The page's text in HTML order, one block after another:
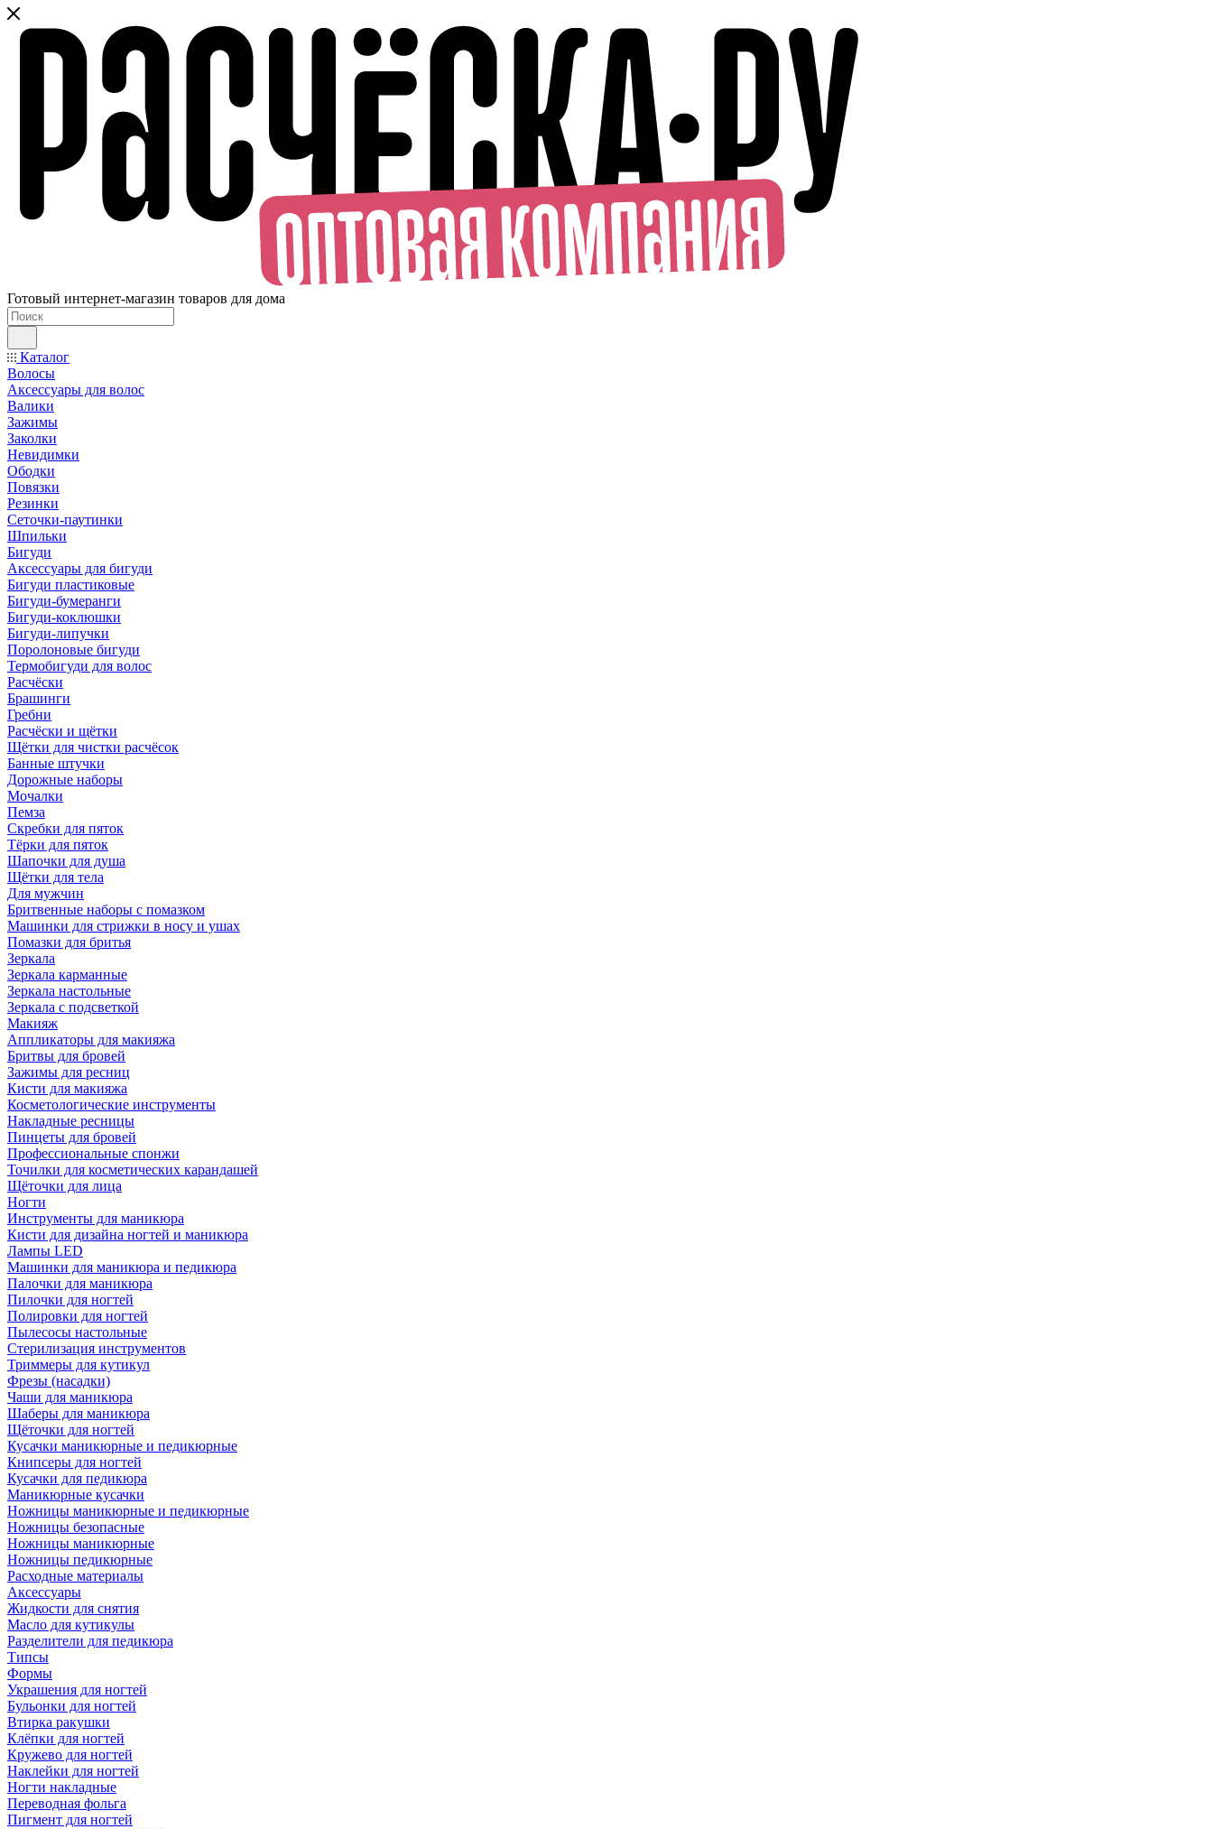
Готовый интернет-магазин товаров для дома
Каталог
Волосы
Аксессуары для волос
Валики
Зажимы
Заколки
Невидимки
Ободки
Повязки
Резинки
Сеточки-паутинки
Шпильки
Бигуди
Аксессуары для бигуди
Бигуди пластиковые
Бигуди-бумеранги
Бигуди-коклюшки
Бигуди-липучки
Поролоновые бигуди
Термобигуди для волос
Расчёски
Брашинги
Гребни
Расчёски и щётки
Щётки для чистки расчёсок
Банные штучки
Дорожные наборы
Мочалки
Пемза
Скребки для пяток
Тёрки для пяток
Шапочки для душа
Щётки для тела
Для мужчин
Бритвенные наборы с помазком
Машинки для стрижки в носу и ушах
Помазки для бритья
Зеркала
Зеркала карманные
Зеркала настольные
Зеркала с подсветкой
Макияж
Аппликаторы для макияжа
Бритвы для бровей
Зажимы для ресниц
Кисти для макияжа
Косметологические инструменты
Накладные ресницы
Пинцеты для бровей
Профессиональные спонжи
Точилки для косметических карандашей
Щёточки для лица
Ногти
Инструменты для маникюра
Кисти для дизайна ногтей и маникюра
Лампы LED
Машинки для маникюра и педикюра
Палочки для маникюра
Пилочки для ногтей
Полировки для ногтей
Пылесосы настольные
Стерилизация инструментов
Триммеры для кутикул
Фрезы (насадки)
Чаши для маникюра
Шаберы для маникюра
Щёточки для ногтей
Кусачки маникюрные и педикюрные
Книпсеры для ногтей
Кусачки для педикюра
Маникюрные кусачки
Ножницы маникюрные и педикюрные
Ножницы безопасные
Ножницы маникюрные
Ножницы педикюрные
Расходные материалы
Аксессуары
Жидкости для снятия
Масло для кутикулы
Разделители для педикюра
Типсы
Формы
Украшения для ногтей
Бульонки для ногтей
Втирка ракушки
Клёпки для ногтей
Кружево для ногтей
Наклейки для ногтей
Ногти накладные
Переводная фольга
Пигмент для ногтей